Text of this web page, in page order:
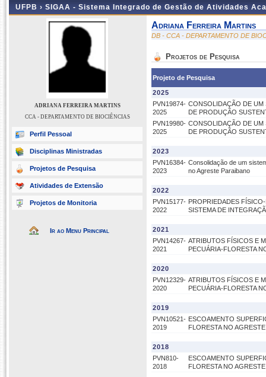
UFPB › SIGAA - Sistema Integrado de Gestão de Atividades
ADRIANA FERREIRA MARTINS
CCA - DEPARTAMENTO DE BIOCIÊNCIAS
Perfil Pessoal
Disciplinas Ministradas
Projetos de Pesquisa
Atividades de Extensão
Projetos de Monitoria
Ir ao Menu Principal
Adriana Ferreira Martins
DB - CCA - DEPARTAMENTO DE
Projetos de Pesquisa
Projeto de Pesquisa
2025
PVN19874-
2025
CONSOLIDAÇÃO DE UM
DE PRODUÇÃO
PVN19980-
2025
CONSOLIDAÇÃO DE UM
DE PRODUÇÃO
2023
PVN16384-
2023
Consolidação de um
no Agreste Paraibano
2022
PVN15177-
2022
PROPRIEDADES
SISTEMA DE
2021
PVN14267-
2021
ATRIBUTOS FÍSICOS E
PECUÁRIA-FLORESTA
2020
PVN12329-
2020
ATRIBUTOS FÍSICOS E
PECUÁRIA-FLORESTA
2019
PVN10521-
2019
ESCOAMENTO
FLORESTA NO
2018
PVN810-
2018
ESCOAMENTO
FLORESTA NO